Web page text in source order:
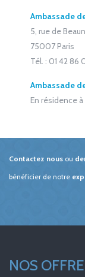
Ambassade
5, rue de
75007 Paris
Tél. : 01 42 86
Ambassade
En résidence
Contactez nous ou
bénéficier de notre
NOS